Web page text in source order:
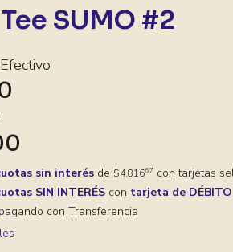
SUMO #2
sin interés de $4.81667 con tarjetas
SIN INTERÉS con tarjeta de DÉBITO
pagando con Transferencia